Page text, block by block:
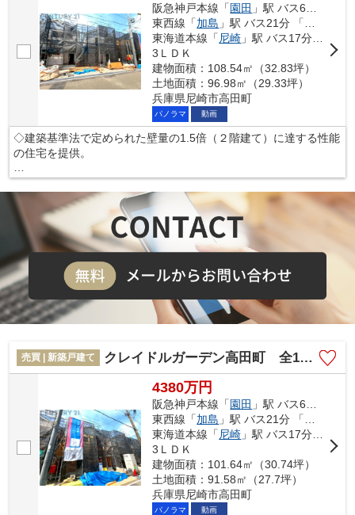
◇地震の揺れに耐える「耐震性能」と揺れを抑えて住宅へのダメ
ージを軽減する「制震性能」を兼ね備えた建売住宅ブランド
「QUIE」 。
◇安心の土台づくり１００％ベタ基礎へのこだわりや構造体を傷
めにくい工法を採用し、安心の住まいを提供します。
本掲載の設備写真は同仕様の施工例写真につき本件とは異なりま
す。
阪急神戸本線「園田 」駅 バス6分 「遊女塚」 停歩3分
東西線「加島 」駅 バス21分 「遊女塚」 停歩3分
東海道本線「 尼崎 」駅 バス17分 「遊女塚」 停歩3分
3ＬＤＫ
建物面積：108.54㎡（32.83坪）
土地面積：96.98㎡（29.33坪）
兵庫県尼崎市高田町
パノラマ 動画
◇建築基準法で定められた壁量の1.5倍（２階建て）に達する性能
の住宅を提供。
◇さらにその耐久性を上げる制震装置(SAFE365)を採用。震度６
強の揺れを最大６７％低減。
◇その制震装置を搭載することで、制震住宅のコストを下げるこ
ともできました。
◇地震の揺れに耐える「耐震性能」と揺れを抑えて住宅へのダメ
ージを軽減する「制震性能」を兼ね備えた建売住宅ブランド
「QUIE」 。
◇安心の土台づくり１００％ベタ基礎へのこだわりや構造体を傷
本掲載の設備写真は同仕様の施工例写真につき本件とは異なりま
売買 | 新築戸建て クレイドルガーデン高田町 全15区画
4380万円
阪急神戸本線「園田 」駅 バス6分 「遊女塚」 停歩3分
東西線「加島 」駅 バス21分 「遊女塚」 停歩3分
東海道本線「 尼崎 」駅 バス17分 「遊女塚」 停歩3分
3ＬＤＫ
建物面積：101.64㎡（30.74坪）
土地面積：91.58㎡（27.7坪）
兵庫県尼崎市高田町
パノラマ 動画